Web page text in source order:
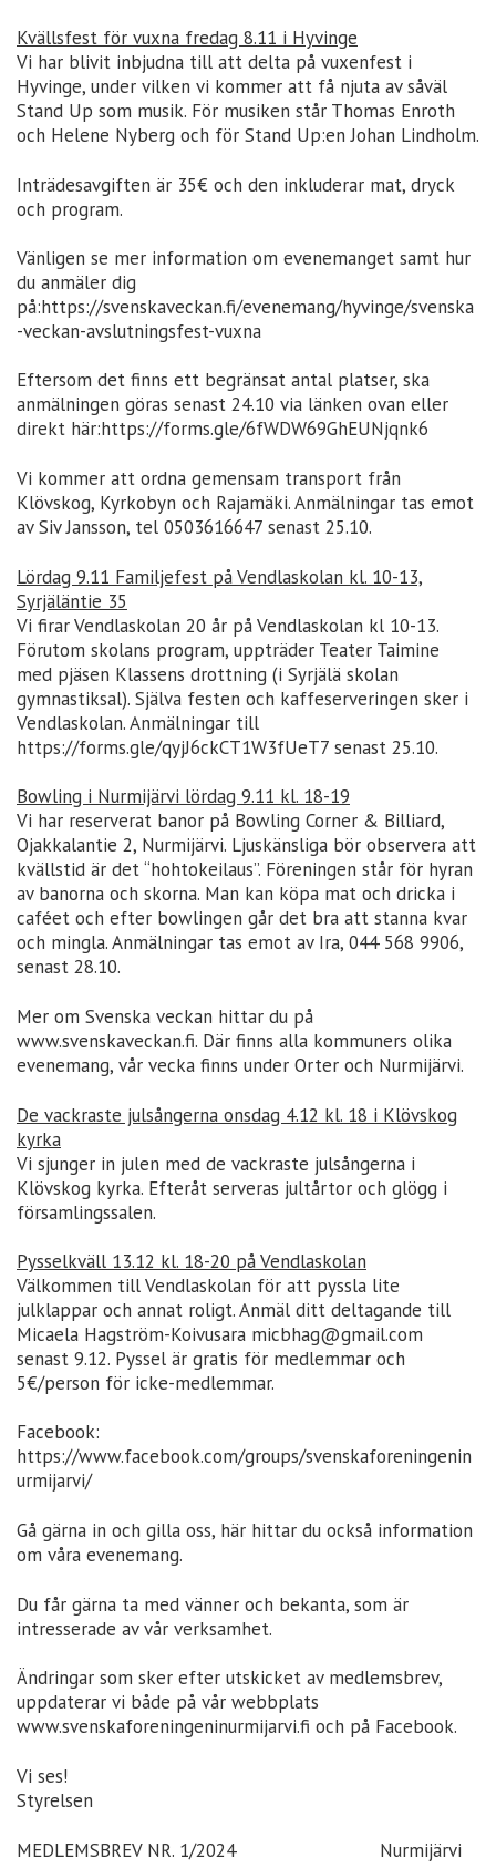
Kvällsfest för vuxna fredag 8.11 i Hyvinge
Vi har blivit inbjudna till att delta på vuxenfest i
Hyvinge, under vilken vi kommer att få njuta av såväl
Stand Up som musik. För musiken står Thomas Enroth
och Helene Nyberg och för Stand Up:en Johan Lindholm.
Inträdesavgiften är 35€ och den inkluderar mat, dryck
och program.
Vänligen se mer information om evenemanget samt hur
du anmäler dig
på:https://svenskaveckan.fi/evenemang/hyvinge/svenska
-veckan-avslutningsfest-vuxna
Eftersom det finns ett begränsat antal platser, ska
anmälningen göras senast 24.10 via länken ovan eller
direkt här:https://forms.gle/6fWDW69GhEUNjqnk6
Vi kommer att ordna gemensam transport från
Klövskog, Kyrkobyn och Rajamäki. Anmälningar tas emot
av Siv Jansson, tel 0503616647 senast 25.10.
Lördag 9.11 Familjefest på Vendlaskolan kl. 10-13,
Syrjäläntie 35
Vi firar Vendlaskolan 20 år på Vendlaskolan kl 10-13.
Förutom skolans program, uppträder Teater Taimine
med pjäsen Klassens drottning (i Syrjälä skolan
gymnastiksal). Själva festen och kaffeserveringen sker i
Vendlaskolan. Anmälningar till
https://forms.gle/qyjJ6ckCT1W3fUeT7 senast 25.10.
Bowling i Nurmijärvi lördag 9.11 kl. 18-19
Vi har reserverat banor på Bowling Corner & Billiard,
Ojakkalantie 2, Nurmijärvi. Ljuskänsliga bör observera att
kvällstid är det “hohtokeilaus”. Föreningen står för hyran
av banorna och skorna. Man kan köpa mat och dricka i
caféet och efter bowlingen går det bra att stanna kvar
och mingla. Anmälningar tas emot av Ira, 044 568 9906,
senast 28.10.
Mer om Svenska veckan hittar du på
www.svenskaveckan.fi. Där finns alla kommuners olika
evenemang, vår vecka finns under Orter och Nurmijärvi.
De vackraste julsångerna onsdag 4.12 kl. 18 i Klövskog
kyrka
Vi sjunger in julen med de vackraste julsångerna i
Klövskog kyrka. Efteråt serveras jultårtor och glögg i
församlingssalen.
Pysselkväll 13.12 kl. 18-20 på Vendlaskolan
Välkommen till Vendlaskolan för att pyssla lite
julklappar och annat roligt. Anmäl ditt deltagande till
Micaela Hagström-Koivusara micbhag@gmail.com
senast 9.12. Pyssel är gratis för medlemmar och
5€/person för icke-medlemmar.
Facebook:
https://www.facebook.com/groups/svenskaforeningenin
urmijarvi/
Gå gärna in och gilla oss, här hittar du också information
om våra evenemang.
Du får gärna ta med vänner och bekanta, som är
intresserade av vår verksamhet.
Ändringar som sker efter utskicket av medlemsbrev,
uppdaterar vi både på vår webbplats
www.svenskaforeningeninurmijarvi.fi och på Facebook.
Vi ses!
Styrelsen
MEDLEMSBREV NR. 1/2024 Nurmijärvi